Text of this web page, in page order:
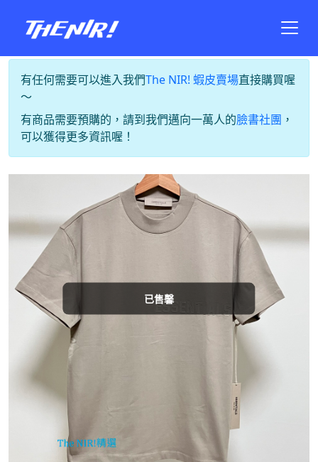
有任何需要可以進入我們The NIR! 蝦皮賣場直接購買喔
～
有商品需要預購的，請到我們邁向一萬人的臉書社團 ，
可以獲得更多資訊喔！
已售馨